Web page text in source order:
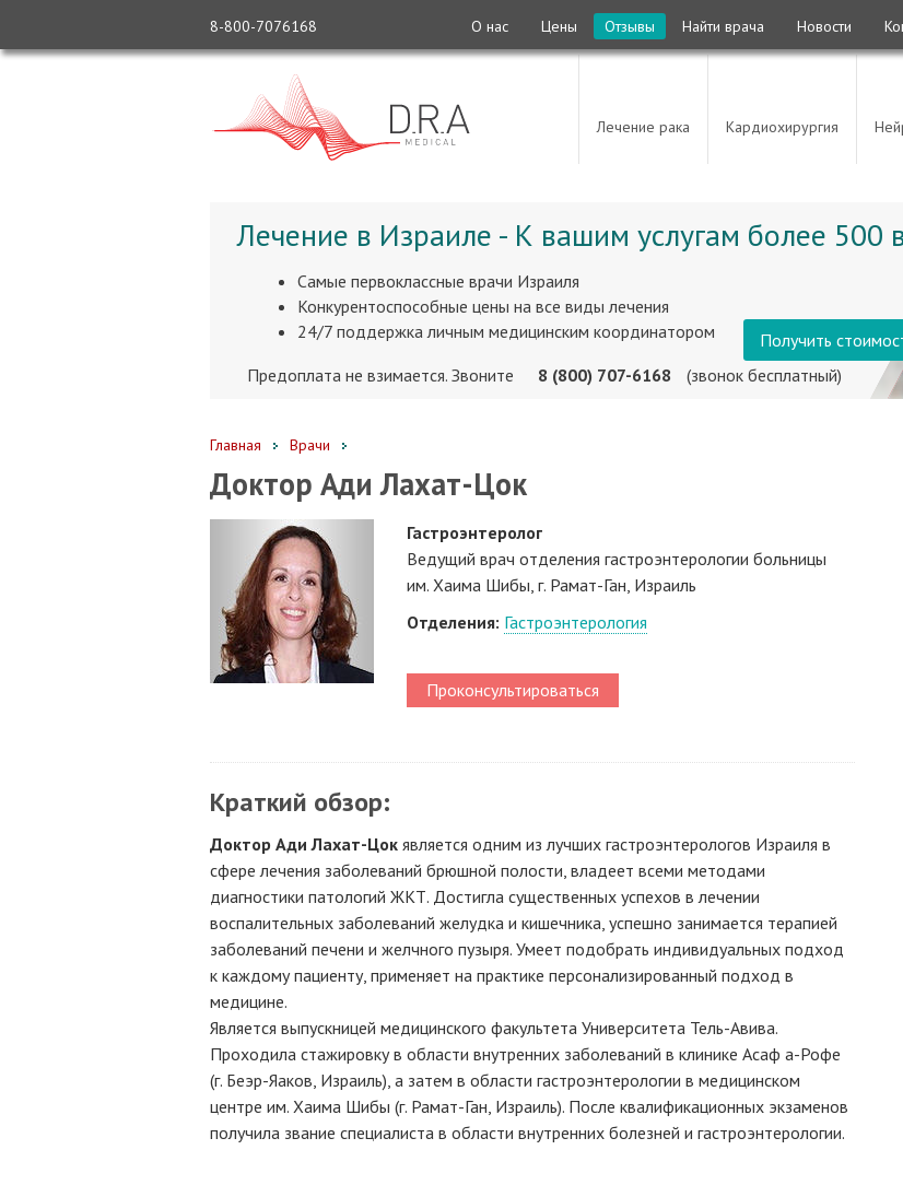
О нас Цены Отзывы Найти врача Новости
8-800-7076168
Лечение рака Кардиохирургия
Лечение в Израиле - К вашим услугам более 500
Самые первоклассные врачи Израиля
Конкурентоспособные цены на все виды лечения
24/7 поддержка личным медицинским координатором
Предоплата не взимается. Звоните
8 (800) 707-6168 (звонок бесплатный)
Получить
Главная Врачи
Доктор Ади Лахат-Цок
Гастроэнтеролог
Ведущий врач отделения гастроэнтерологии больницы
им. Хаима Шибы, г. Рамат-Ган, Израиль
Отделения: Гастроэнтерология
Проконсультироваться
Краткий обзор:
Доктор Ади Лахат-Цок является одним из лучших гастроэнтерологов Израиля в
сфере лечения заболеваний брюшной полости, владеет всеми методами
диагностики патологий ЖКТ. Достигла существенных успехов в лечении
воспалительных заболеваний желудка и кишечника, успешно занимается терапией
заболеваний печени и желчного пузыря. Умеет подобрать индивидуальных подход
к каждому пациенту, применяет на практике персонализированный подход в
медицине.
Является выпускницей медицинского факультета Университета Тель-Авива.
Проходила стажировку в области внутренних заболеваний в клинике Асаф а-Рофе
(г. Беэр-Яаков, Израиль), а затем в области гастроэнтерологии в медицинском
центре им. Хаима Шибы (г. Рамат-Ган, Израиль). После квалификационных экзаменов
получила звание специалиста в области внутренних болезней и гастроэнтерологии.